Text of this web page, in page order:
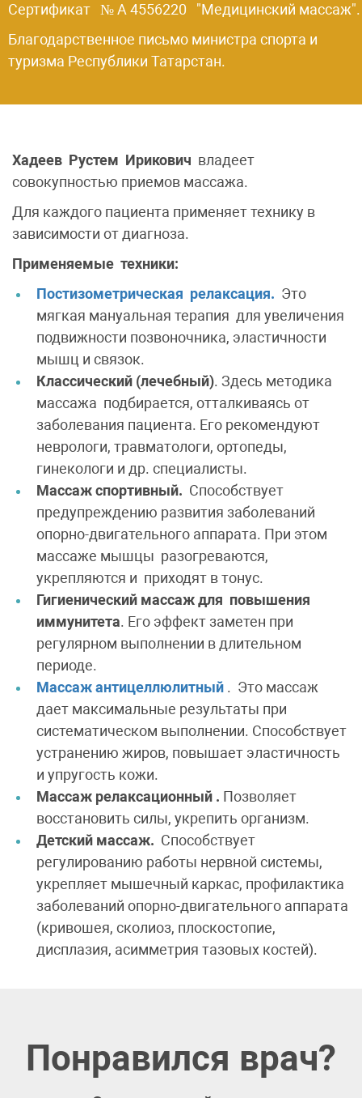
Сертификат № А 4556220 "Медицинский массаж".
Благодарственное письмо министра спорта и
туризма Республики Татарстан.
Хадеев Рустем Ирикович владеет
совокупностью приемов массажа.
Для каждого пациента применяет технику в
зависимости от диагноза.
Применяемые техники:
Постизометрическая релаксация. Это
мягкая мануальная терапия для увеличения
подвижности позвоночника, эластичности
мышц и связок.
Классический (лечебный). Здесь методика
массажа подбирается, отталкиваясь от
заболевания пациента. Его рекомендуют
неврологи, травматологи, ортопеды,
гинекологи и др. специалисты.
Массаж спортивный. Способствует
предупреждению развития заболеваний
опорно-двигательного аппарата. При этом
массаже мышцы разогреваются,
укрепляются и приходят в тонус.
Гигиенический массаж для повышения
иммунитета. Его эффект заметен при
регулярном выполнении в длительном
периоде.
Массаж антицеллюлитный . Это массаж
дает максимальные результаты при
систематическом выполнении. Способствует
устранению жиров, повышает эластичность
и упругость кожи.
Массаж релаксационный . Позволяет
восстановить силы, укрепить организм.
Детский массаж. Способствует
регулированию работы нервной системы,
укрепляет мышечный каркас, профилактика
заболеваний опорно-двигательного аппарата
(кривошея, сколиоз, плоскостопие,
дисплазия, асимметрия тазовых костей).
Понравился врач?